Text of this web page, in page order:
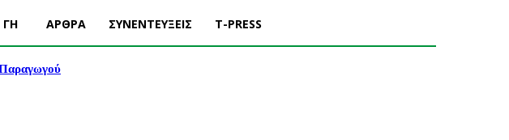
ΓΗ ΑΡΘΡΑ ΣΥΝΕΝΤΕΥΞΕΙΣ T-PRESS